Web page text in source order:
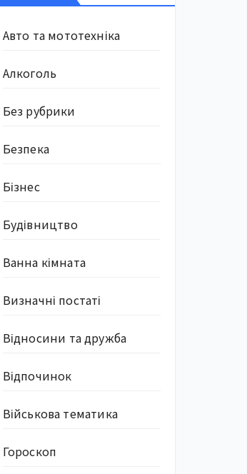
Авто та мототехніка
Алкоголь
Без рубрики
Безпека
Бізнес
Будівництво
Ванна кімната
Визначні постаті
Відносини та дружба
Відпочинок
Військова тематика
Гороскоп